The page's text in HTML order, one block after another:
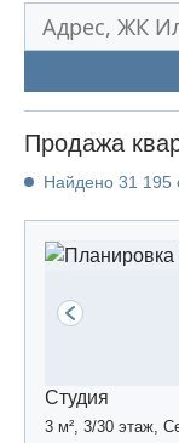
Продажа
Найдено 31
Студия
3 м², 3/30 этаж,